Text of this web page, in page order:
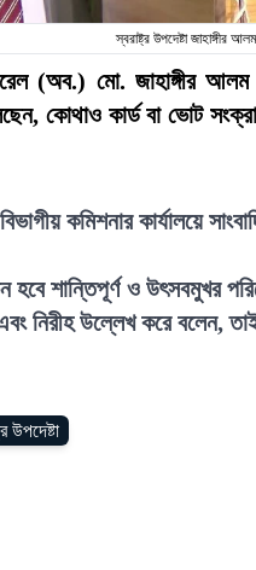
স্বরাষ্ট্র উপদেষ্টা জাহাঙ্গীর
(অব.) মো. জাহাঙ্গীর
কোথাও কার্ড বা ভোট
কমিশনার কার্যালয়ে
হবে শান্তিপূর্ণ ও উৎসবমুখর
নিরীহ উল্লেখ করে বলেন,
উপদেষ্টা